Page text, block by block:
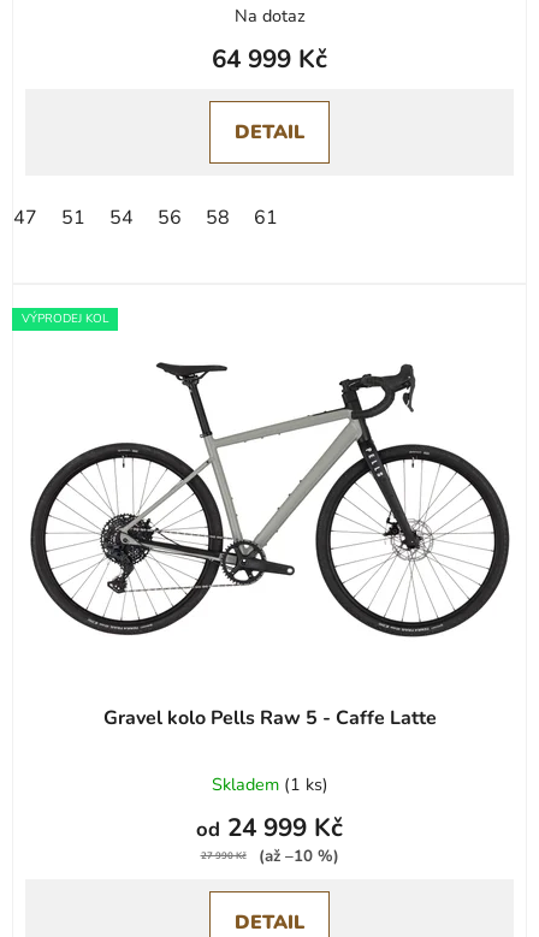
Na dotaz
64 999 Kč
DETAIL
47 51 54 56 58 61
VÝPRODEJ KOL
Gravel kolo Pells Raw 5 - Caffe Latte
Skladem (1 ks)
od 24 999 Kč
27 990 Kč (až –10 %)
DETAIL